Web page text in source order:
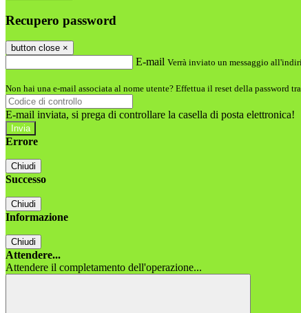
Recupero password
button close ×
E-mail Verrà inviato un messaggio
Non hai una e-mail associata al nome utente? Effettua il reset della password
E-mail inviata, si prega di controllare la casella di posta elettronica!
Errore
Chiudi
Successo
Chiudi
Informazione
Chiudi
Attendere...
Attendere il completamento dell'operazione...